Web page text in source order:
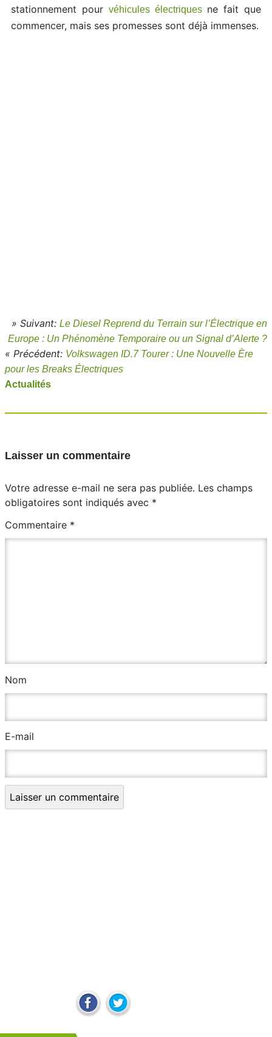
stationnement pour véhicules électriquesne fait que
commencer, mais ses promesses sont déjà immenses.
» Suivant: Le Diesel Reprend du Terrain sur l’Électrique en
Europe : Un Phénomène Temporaire ou un Signal d’Alerte ?
« Précédent: Volkswagen ID.7 Tourer : Une Nouvelle Ère
pour les Breaks Électriques
Actualités
Laisser un commentaire
Votre adresse e-mail ne sera pas publiée. Les champs
obligatoires sont indiqués avec *
Commentaire *
Nom
E-mail